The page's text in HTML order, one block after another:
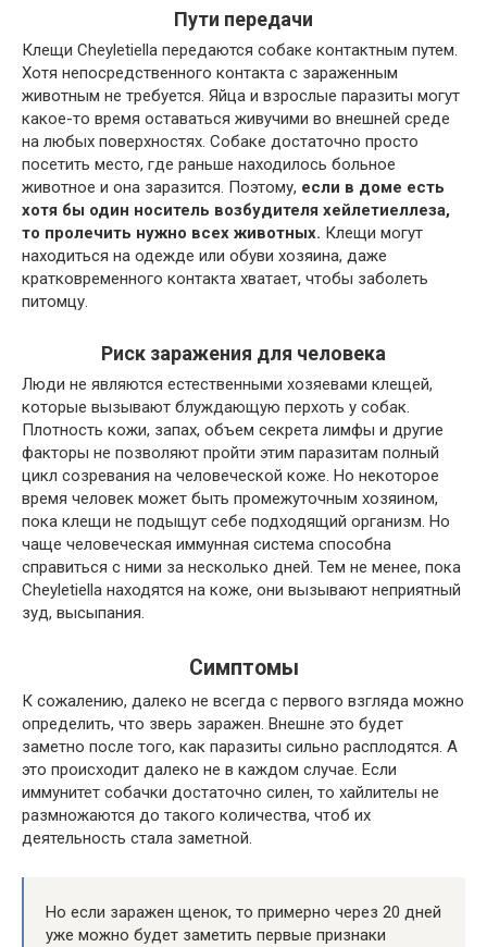
Пути передачи
Клещи Cheyletiella передаются собаке контактным путем.
Хотя непосредственного контакта с зараженным
животным не требуется. Яйца и взрослые паразиты могут
какое-то время оставаться живучими во внешней среде
на любых поверхностях. Собаке достаточно просто
посетить место, где раньше находилось больное
животное и она заразится. Поэтому, если в доме есть
хотя бы один носитель возбудителя хейлетиеллеза,
то пролечить нужно всех животных. Клещи могут
находиться на одежде или обуви хозяина, даже
кратковременного контакта хватает, чтобы заболеть
питомцу.
Риск заражения для человека
Люди не являются естественными хозяевами клещей,
которые вызывают блуждающую перхоть у собак.
Плотность кожи, запах, объем секрета лимфы и другие
факторы не позволяют пройти этим паразитам полный
цикл созревания на человеческой коже. Но некоторое
время человек может быть промежуточным хозяином,
пока клещи не подыщут себе подходящий организм. Но
чаще человеческая иммунная система способна
справиться с ними за несколько дней. Тем не менее, пока
Cheyletiella находятся на коже, они вызывают неприятный
зуд, высыпания.
Симптомы
К сожалению, далеко не всегда с первого взгляда можно
определить, что зверь заражен. Внешне это будет
заметно после того, как паразиты сильно расплодятся. А
это происходит далеко не в каждом случае. Если
иммунитет собачки достаточно силен, то хайлителы не
размножаются до такого количества, чтоб их
деятельность стала заметной.
Но если заражен щенок, то примерно через 20 дней
уже можно будет заметить первые признаки